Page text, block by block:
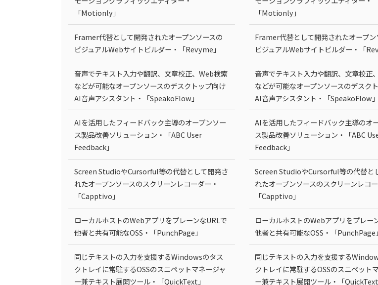
「Motionly」
Framer代替として開発されたオープンソースの
ビジュアルWebサイトビルダー・「Revyme」
音声でテキスト入力や翻訳、文章校正、Web検索
などが可能なオープンソースのデスクトップ向け
AI音声アシスタント・「SpeakoFlow」
AIを活用したフィードバック主導のオープンソー
ス製品改善ソリューション・「ABC User
Feedback」
Screen StudioやCursorful等の代替として開発さ
れたオープンソースのスクリーンレコーダー・
「Capptivo」
ローカルホストのWebアプリをプレーンなURLで
他者と共有可能なOSS・「PunchPage」
同じテキストの入力を支援するWindowsのタス
クトレイに常駐するOSSのスニペットマネージャ
ー兼テキスト展開ツール・「QuickText」
「Motionly」
Framer代替として開発されたオープン
ビジュアルWebサイトビルダー・「
音声でテキスト入力や翻訳、文章校正
などが可能なオープンソースのデスク
AI音声アシスタント・「SpeakoFlow」
AIを活用したフィードバック主導のオ
ス製品改善ソリューション・「ABC
Feedback」
Screen StudioやCursorful等の代替と
れたオープンソースのスクリーンレコ
「Capptivo」
ローカルホストのWebアプリをプレー
他者と共有可能なOSS・「PunchPage」
同じテキストの入力を支援する
クトレイに常駐するOSSのスニペット
ー兼テキスト展開ツール・「QuickText